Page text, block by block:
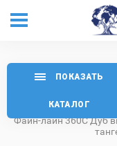
Главная
Файн-лайн 360C Дуб
ПОКАЗАТЬ
КАТАЛОГ